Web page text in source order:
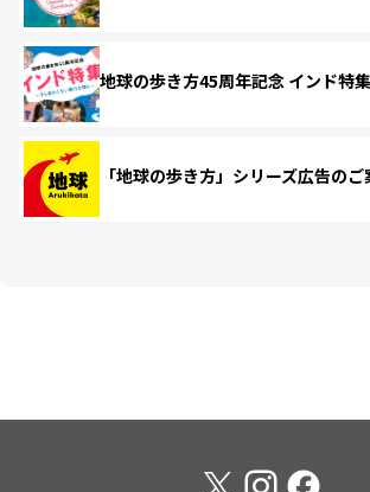
地球の歩き方45周年記念 インド特集
「地球の歩き方」シリーズ広告のご